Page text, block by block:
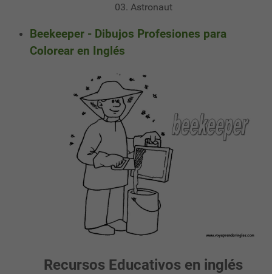
03. Astronaut
Beekeeper - Dibujos Profesiones para
Colorear en Inglés
Recursos Educativos en inglés